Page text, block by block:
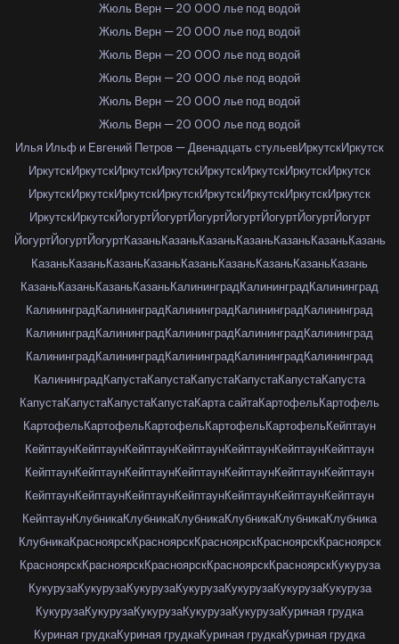
Жюль Верн — 20 000 лье под водой
Жюль Верн — 20 000 лье под водой
Жюль Верн — 20 000 лье под водой
Жюль Верн — 20 000 лье под водой
Жюль Верн — 20 000 лье под водой
Жюль Верн — 20 000 лье под водой
Илья Ильф и Евгений Петров — Двенадцать стульевИркутскИркутск
ИркутскИркутскИркутскИркутскИркутскИркутскИркутскИркутск
ИркутскИркутскИркутскИркутскИркутскИркутскИркутскИркутск
ИркутскИркутскЙогуртЙогуртЙогуртЙогуртЙогуртЙогуртЙогурт
ЙогуртЙогуртЙогуртКазаньКазаньКазаньКазаньКазаньКазаньКазань
КазаньКазаньКазаньКазаньКазаньКазаньКазаньКазаньКазань
КазаньКазаньКазаньКазаньКалининградКалининградКалининград
КалининградКалининградКалининградКалининградКалининград
КалининградКалининградКалининградКалининградКалининград
КалининградКалининградКалининградКалининградКалининград
КалининградКапустаКапустаКапустаКапустаКапустаКапуста
КапустаКапустаКапустаКапустаКарта сайтаКартофельКартофель
КартофельКартофельКартофельКартофельКартофельКейптаун
КейптаунКейптаунКейптаунКейптаунКейптаунКейптаунКейптаун
КейптаунКейптаунКейптаунКейптаунКейптаунКейптаунКейптаун
КейптаунКейптаунКейптаунКейптаунКейптаунКейптаунКейптаун
КейптаунКлубникаКлубникаКлубникаКлубникаКлубникаКлубника
КлубникаКрасноярскКрасноярскКрасноярскКрасноярскКрасноярск
КрасноярскКрасноярскКрасноярскКрасноярскКрасноярскКукуруза
КукурузаКукурузаКукурузаКукурузаКукурузаКукурузаКукуруза
КукурузаКукурузаКукурузаКукурузаКукурузаКуриная грудка
Куриная грудкаКуриная грудкаКуриная грудкаКуриная грудка